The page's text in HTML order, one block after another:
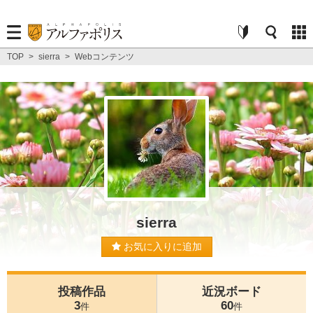
TOP > sierra > Webコンテンツ
sierra
お気に入りに追加
投稿作品
3件
近況ボード
60件